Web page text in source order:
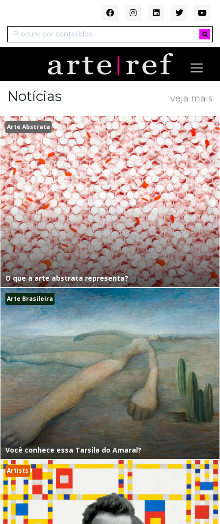
Notícias veja mais
Arte Abstrata
O que a arte abstrata representa?
Arte Brasileira
Você conhece essa Tarsila do Amaral?
Artists